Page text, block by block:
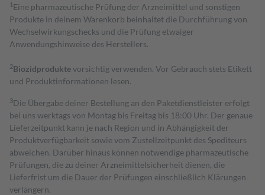
1 Eine pharmazeutische Prüfung der Arzneimittel und sonstigen
Produkte in deinem Warenkorb beinhaltet die Durchführung von
Wechselwirkungschecks und die Prüfung etwaiger
Anwendungshinweise des Herstellers.
2Biozidproduktevorsichtig verwenden. Vor Gebrauch stets Etikett
und Produktinformationen lesen.
3Die Übergabe deiner Bestellung an den Paketdienstleister erfolgt
bei uns werktags von Montag bis Freitag bis 18:00 Uhr. Der genaue
Lieferzeitpunkt kann je nach Region und in Abhängigkeit der
Produktverfügbarkeit sowie vom Zustellzeitpunkt des Spediteurs
abweichen. Darüber hinaus können notwendige pharmazeutische
Prüfungen, die zu deiner Arzneimittelsicherheit dienen, die
Lieferfrist um die Dauer der Prüfungen einschließlich Klärungen
verlängern.